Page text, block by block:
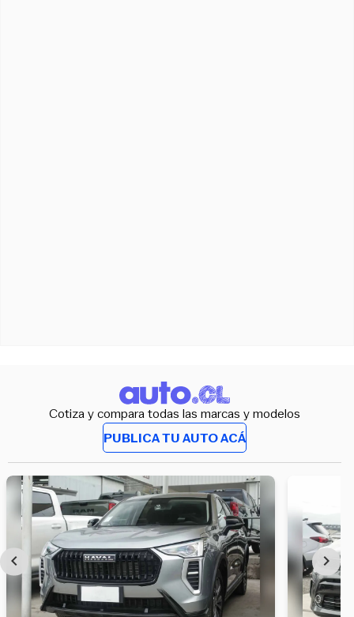
Cotiza y compara todas las marcas y modelos
PUBLICA TU AUTO ACÁ